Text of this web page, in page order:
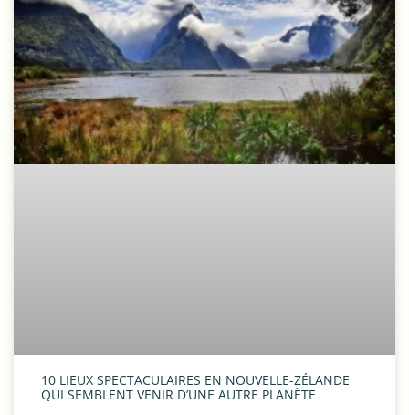
10 LIEUX SPECTACULAIRES EN NOUVELLE-ZÉLANDE
QUI SEMBLENT VENIR D’UNE AUTRE PLANÈTE